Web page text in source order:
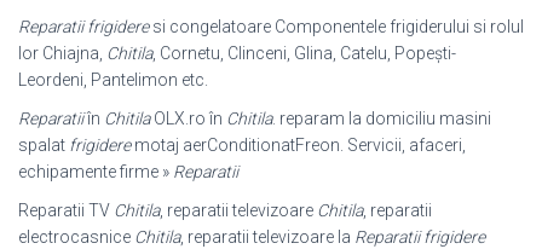
Reparatii frigideresi congelatoare Componentele frigiderului si rolul
lor Chiajna, Chitila, Cornetu, Clinceni, Glina, Catelu, Popești-
Leordeni, Pantelimon etc.
Reparatiiîn ChitilaOLX.ro în Chitila. reparam la domiciliu masini
spalat frigideremotaj aerConditionatFreon. Servicii, afaceri,
echipamente firme » Reparatii
Reparatii TV Chitila, reparatii televizoare Chitila, reparatii
electrocasnice Chitila, reparatii televizoare la Reparatii frigidere